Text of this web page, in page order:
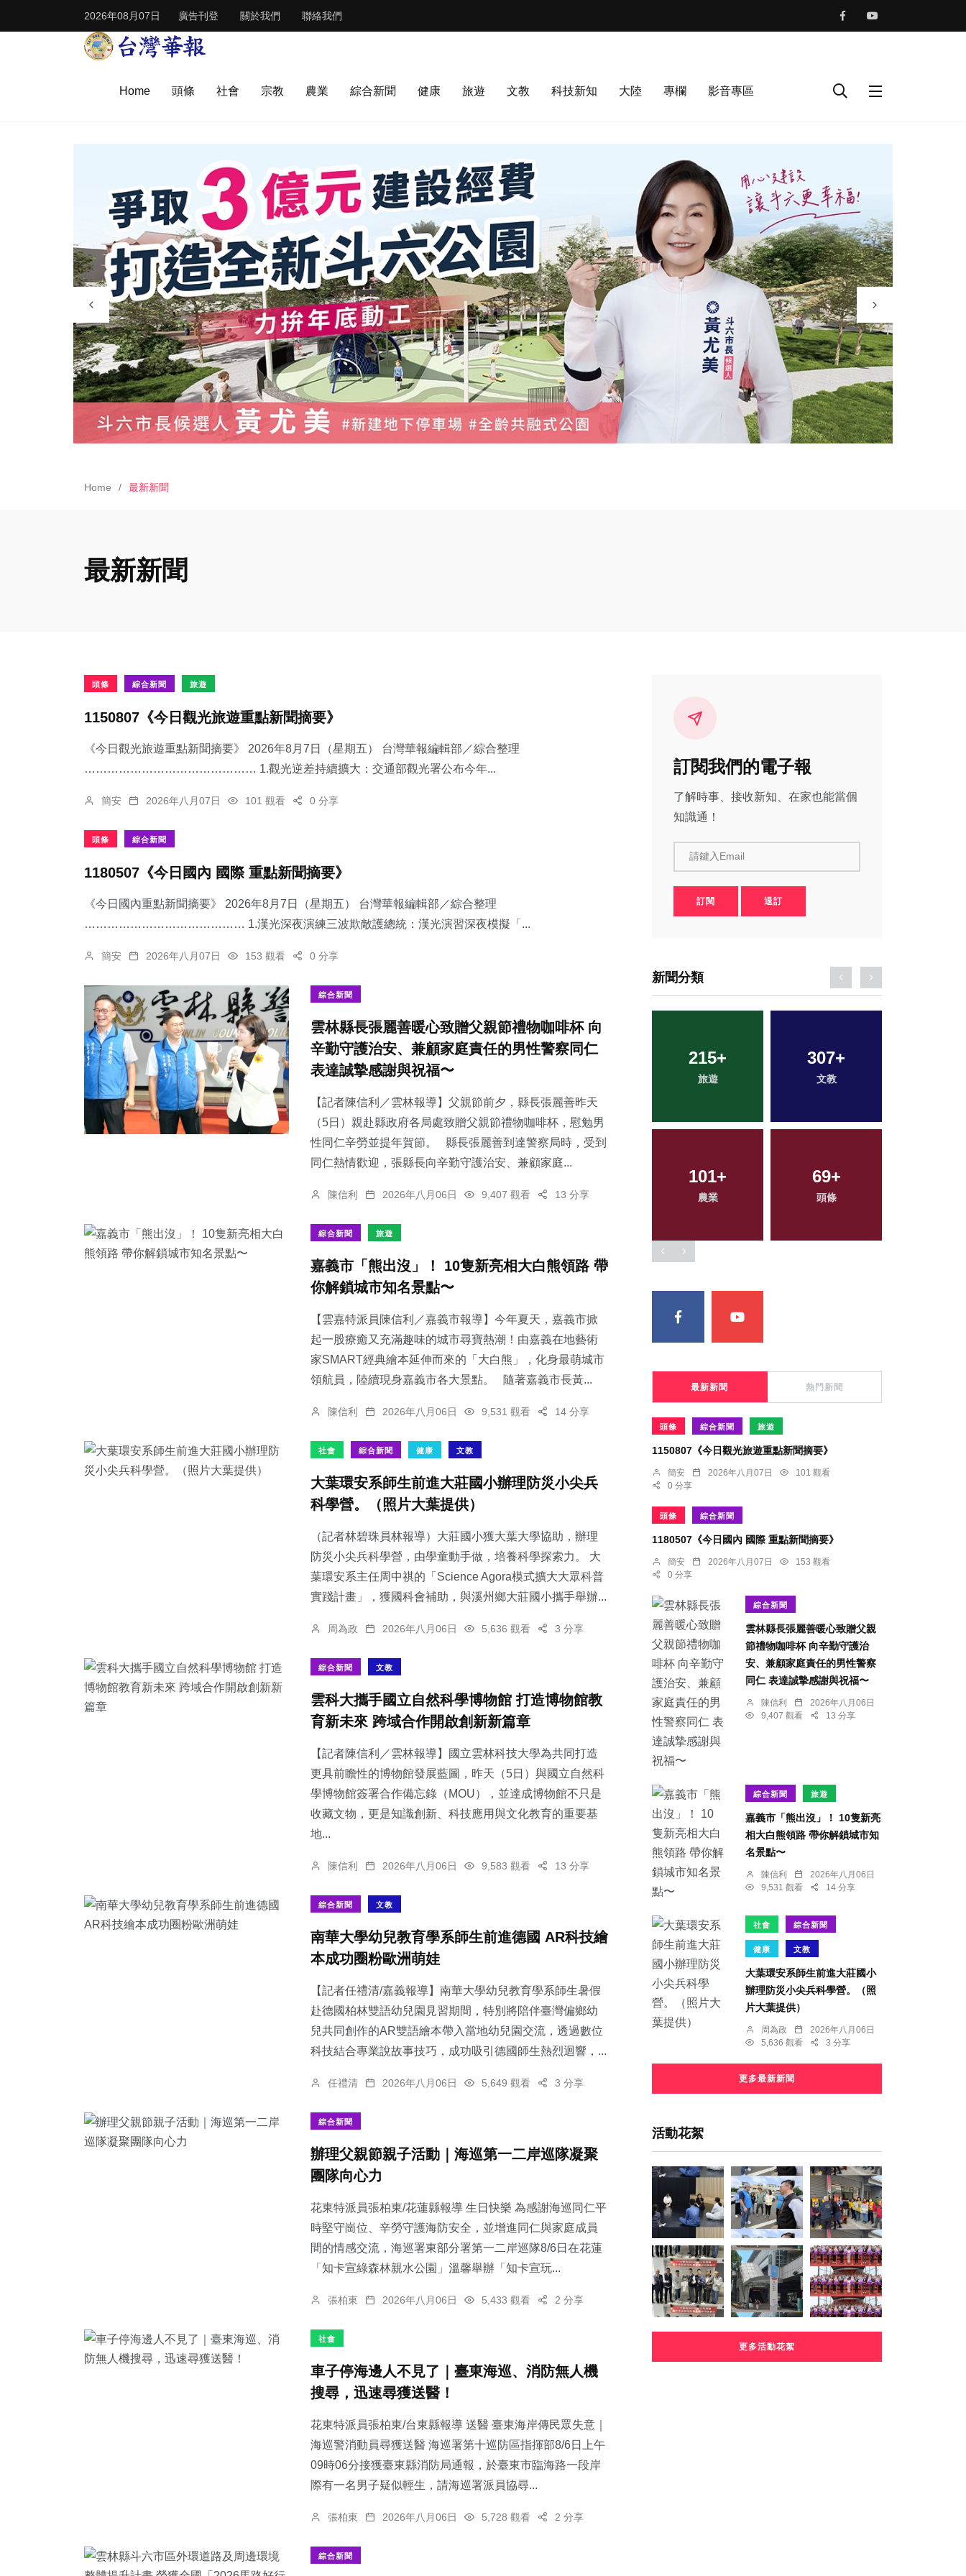
2026年08月07日 廣告刊登 關於我們 聯絡我們
Home 頭條 社會 宗教 農業 綜合新聞 健康 旅遊 文教 科技新知 大陸 專欄 影音專區
Home 最新新聞
最新新聞
頭條 綜合新聞 旅遊
1150807《今日觀光旅遊重點新聞摘要》
《今日觀光旅遊重點新聞摘要》 2026年8月7日（星期五） 台灣華報編輯部／綜合整理
……………………………………… 1.觀光逆差持續擴大：交通部觀光署公布今年...
簡安 2026年八月07日 101 觀看 0 分享
頭條 綜合新聞
1180507《今日國內 國際 重點新聞摘要》
《今日國內重點新聞摘要》 2026年8月7日（星期五） 台灣華報編輯部／綜合整理
…………………………………… 1.漢光深夜演練三波欺敵護總統：​漢光演習深夜模擬「...
簡安 2026年八月07日 153 觀看 0 分享
綜合新聞
雲林縣長張麗善暖心致贈父親節禮物咖啡杯 向
辛勤守護治安、兼顧家庭責任的男性警察同仁
表達誠摯感謝與祝福〜
【記者陳信利／雲林報導】父親節前夕，縣長張麗善昨天
（5日）親赴縣政府各局處致贈父親節禮物咖啡杯，慰勉男
性同仁辛勞並提年賀節。 縣長張麗善到達警察局時，受到
同仁熱情歡迎，張縣長向辛勤守護治安、兼顧家庭...
陳信利 2026年八月06日 9,407 觀看 13 分享
綜合新聞 旅遊
嘉義市「熊出沒」！ 10隻新亮相大白熊領路 帶
你解鎖城市知名景點〜
【雲嘉特派員陳信利／嘉義市報導】今年夏天，嘉義市掀
起一股療癒又充滿趣味的城市尋寶熱潮！由嘉義在地藝術
家SMART經典繪本延伸而來的「大白熊」，化身最萌城市
領航員，陸續現身嘉義市各大景點。 隨著嘉義市長黃...
陳信利 2026年八月06日 9,531 觀看 14 分享
社會 綜合新聞 健康 文教
大葉環安系師生前進大莊國小辦理防災小尖兵
科學營。（照片大葉提供）
（記者林碧珠員林報導）大莊國小獲大葉大學協助，辦理
防災小尖兵科學營，由學童動手做，培養科學探索力。 大
葉環安系主任周中祺的「Science Agora模式擴大大眾科普
實踐計畫」，獲國科會補助，與溪州鄉大莊國小攜手舉辦...
周為政 2026年八月06日 5,636 觀看 3 分享
綜合新聞 文教
雲科大攜手國立自然科學博物館 打造博物館教
育新未來 跨域合作開啟創新新篇章
【記者陳信利／雲林報導】國立雲林科技大學為共同打造
更具前瞻性的博物館發展藍圖，昨天（5日）與國立自然科
學博物館簽署合作備忘錄（MOU），並達成博物館不只是
收藏文物，更是知識創新、科技應用與文化教育的重要基
地...
陳信利 2026年八月06日 9,583 觀看 13 分享
綜合新聞 文教
南華大學幼兒教育學系師生前進德國 AR科技繪
本成功圈粉歐洲萌娃
【記者任禮清/嘉義報導】南華大學幼兒教育學系師生暑假
赴德國柏林雙語幼兒園見習期間，特別將陪伴臺灣偏鄉幼
兒共同創作的AR雙語繪本帶入當地幼兒園交流，透過數位
科技結合專業說故事技巧，成功吸引德國師生熱烈迴響，...
任禮清 2026年八月06日 5,649 觀看 3 分享
綜合新聞
辦理父親節親子活動｜海巡第一二岸巡隊凝聚
團隊向心力
花東特派員張柏東/花蓮縣報導 生日快樂 為感謝海巡同仁平
時堅守崗位、辛勞守護海防安全，並增進同仁與家庭成員
間的情感交流，海巡署東部分署第一二岸巡隊8/6日在花蓮
「知卡宣綠森林親水公園」溫馨舉辦「知卡宣玩...
張柏東 2026年八月06日 5,433 觀看 2 分享
社會
車子停海邊人不見了｜臺東海巡、消防無人機
搜尋，迅速尋獲送醫！
花東特派員張柏東/台東縣報導 送醫 臺東海岸傳民眾失意｜
海巡警消動員尋獲送醫 海巡署第十巡防區指揮部8/6日上午
09時06分接獲臺東縣消防局通報，於臺東市臨海路一段岸
際有一名男子疑似輕生，請海巡署派員協尋...
張柏東 2026年八月06日 5,728 觀看 2 分享
綜合新聞
訂閱我們的電子報
了解時事、接收新知、在家也能當個
知識通！
請鍵入Email
訂閱 退訂
新聞分類
278 +
健康
523+
社會
941+
綜合新聞
215+
旅遊
307+
文教
101+
農業
69+
頭條
154+
專欄
278+
健康
3+
大陸
47+
科技新知
最新新聞 熱門新聞
頭條 綜合新聞 旅遊
1150807《今日觀光旅遊重點新聞摘要》
簡安 2026年八月07日
101 觀看
0 分享
頭條 綜合新聞
1180507《今日國內 國際 重點新聞摘要》
簡安 2026年八月07日
153 觀看
0 分享
綜合新聞
雲林縣長張麗善暖心致贈父親
節禮物咖啡杯 向辛勤守護治
安、兼顧家庭責任的男性警察
同仁 表達誠摯感謝與祝福〜
陳信利
2026年八月06日
9,407 觀看
13 分享
綜合新聞 旅遊
嘉義市「熊出沒」！ 10隻新亮
相大白熊領路 帶你解鎖城市知
名景點〜
陳信利
2026年八月06日
9,531 觀看
14 分享
社會 綜合新聞
健康 文教
大葉環安系師生前進大莊國小
辦理防災小尖兵科學營。（照
片大葉提供）
周為政
2026年八月06日
5,636 觀看
3 分享
更多最新新聞
活動花絮
更多活動花絮